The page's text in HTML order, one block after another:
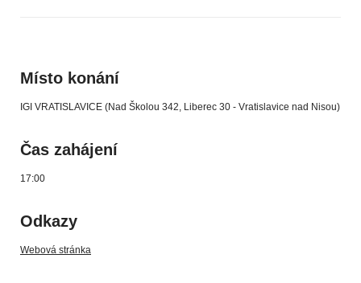
Místo konání
IGI VRATISLAVICE (Nad Školou 342, Liberec 30 - Vratislavice nad Nisou)
Čas zahájení
17:00
Odkazy
Webová stránka